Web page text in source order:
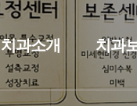
치과소개 치과